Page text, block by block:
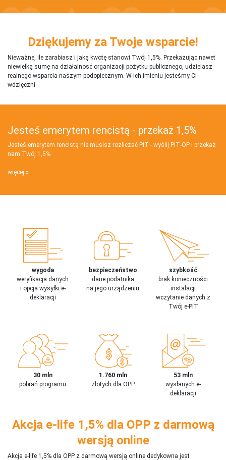
Dziękujemy za Twoje wsparcie!
Nieważne, ile zarabiasz i jaką kwotę stanowi Twój 1,5%. Przekazując nawet
niewielką sumę na działalnosć organizacji pożytku publicznego, udzielasz
realnego wsparcia naszym podopiecznym. W ich imieniu jesteśmy Ci
wdzięczni.
Jesteś emerytem rencistą - przekaż 1,5%
Jesteś emerytem rencistą nie musisz rozliczać PIT - wyślij PIT‑OP i przekaż
nam Twój 1,5%
więcej
wygoda
weryfikacja danych
i opcja wysyłki e-
deklaracji
bezpieczeństwo
dane podatnika
na jego urządzeniu
szybkość
brak konieczności
instalacji
wczytanie danych z
Twój e-PIT
30 mln
pobrań programu
1.760 mln
złotych dla OPP
53 mln
wysłanych e-
deklaracji
Akcja e-life 1,5% dla OPP z darmową
wersją online
Akcja e-life 1,5% dla OPP z darmową wersją online dedykowna jest